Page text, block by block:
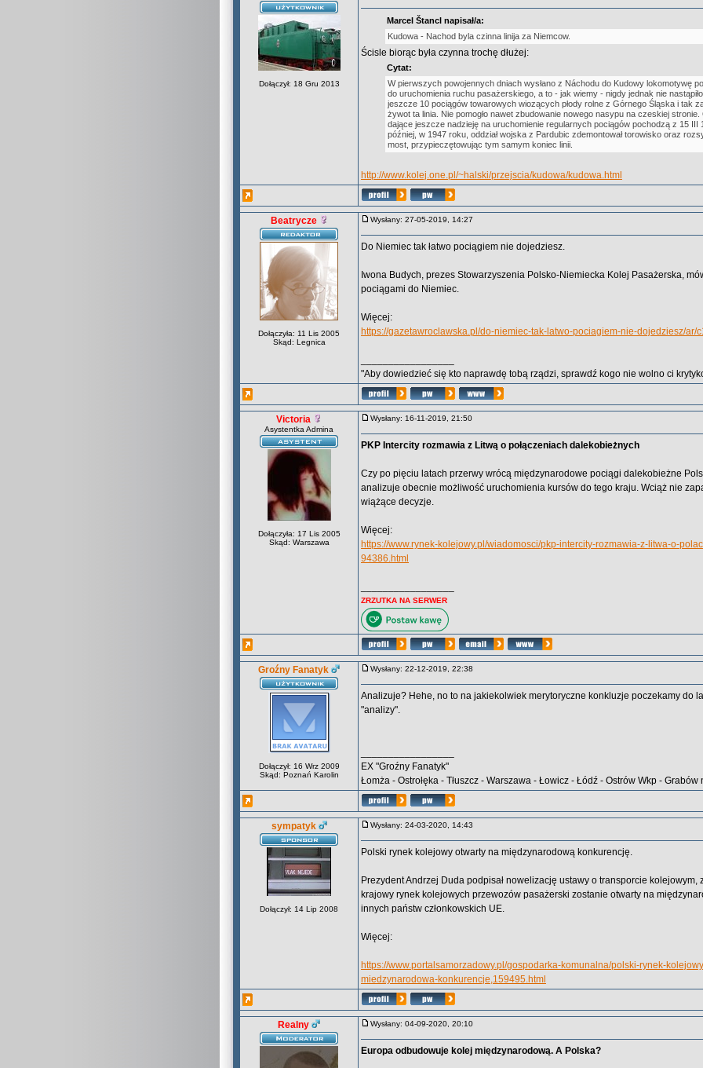
Dołączył: 18 Gru 2013
Marcel Štancl napisał/a:
Kudowa - Nachod byla czinna linija za Niemcow.
Ścisle biorąc była czynna trochę dłużej:
Cytat:
W pierwszych powojennych dniach wysłano z Náchodu do Kudowy lokomotywę
do uruchomienia ruchu pasażerskiego, a to - jak wiemy - nigdy jednak nie
jeszcze 10 pociągów towarowych wiozących płody rolne z Górnego Śląska i tak
żywot ta linia. Nie pomogło nawet zbudowanie nowego nasypu na czeskiej
dające jeszcze nadzieję na uruchomienie regularnych pociągów pochodzą z 15 III
później, w 1947 roku, oddział wojska z Pardubic zdemontował torowisko oraz
most, przypieczętowując tym samym koniec linii.
http://www.kolej.one.pl/~halski/przejscia/kudowa/kudowa.html
Beatrycze
Dołączyła: 11 Lis 2005
Skąd: Legnica
Wysłany: 27-05-2019, 14:27
Do Niemiec tak łatwo pociągiem nie dojedziesz.
Iwona Budych, prezes Stowarzyszenia Polsko-Niemiecka Kolej Pasażerska,
pociągami do Niemiec.
Więcej:
https://gazetawroclawska.pl/do-niemiec-tak-latwo-pociagiem-nie-dojedziesz/ar/
"Aby dowiedzieć się kto naprawdę tobą rządzi, sprawdź kogo nie wolno ci
Victoria
Asystentka Admina
Dołączyła: 17 Lis 2005
Skąd: Warszawa
Wysłany: 16-11-2019, 21:50
PKP Intercity rozmawia z Litwą o połączeniach dalekobieżnych
Czy po pięciu latach przerwy wrócą międzynarodowe pociągi dalekobieżne
analizuje obecnie możliwość uruchomienia kursów do tego kraju. Wciąż nie
wiążące decyzje.
Więcej:
https://www.rynek-kolejowy.pl/wiadomosci/pkp-intercity-rozmawia-z-litwa-o-
94386.html
ZRZUTKA NA SERWER
Groźny Fanatyk
Dołączył: 16 Wrz 2009
Skąd: Poznań Karolin
Wysłany: 22-12-2019, 22:38
Analizuje? Hehe, no to na jakiekolwiek merytoryczne konkluzje poczekamy do
"analizy".
EX "Groźny Fanatyk"
Łomża - Ostrołęka - Tłuszcz - Warszawa - Łowicz - Łódź - Ostrów Wkp - Grabów
sympatyk
Dołączył: 14 Lip 2008
Wysłany: 24-03-2020, 14:43
Polski rynek kolejowy otwarty na międzynarodową konkurencję.
Prezydent Andrzej Duda podpisał nowelizację ustawy o transporcie kolejowym,
krajowy rynek kolejowych przewozów pasażerski zostanie otwarty na
innych państw członkowskich UE.
Więcej:
https://www.portalsamorzadowy.pl/gospodarka-komunalna/polski-rynek-
miedzynarodowa-konkurencje,159495.html
Realny Wysłany: 04-09-2020, 20:10
Europa odbudowuje kolej międzynarodową. A Polska?